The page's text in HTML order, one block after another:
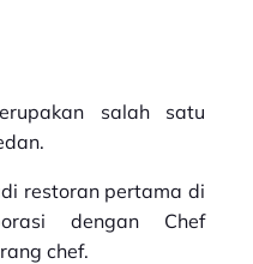
salah satu
restoran pertama di
dengan Chef
chef.